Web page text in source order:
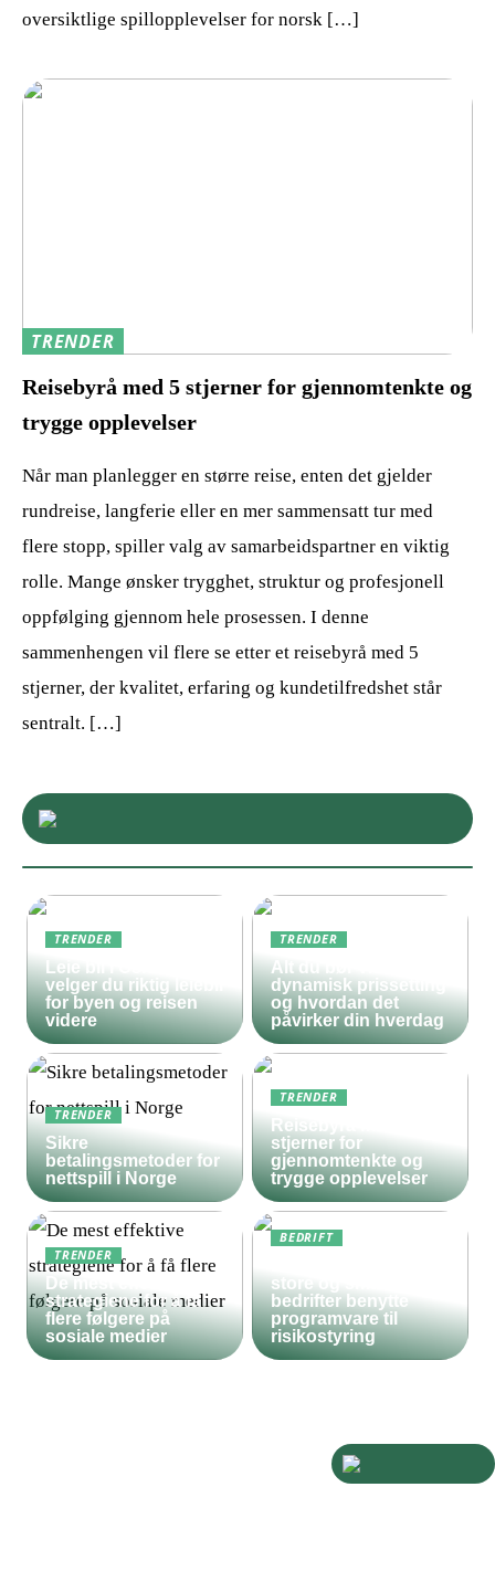
oversiktlige spillopplevelser for norsk […]
TRENDER
Reisebyrå med 5 stjerner for gjennomtenkte og
trygge opplevelser
Når man planlegger en større reise, enten det gjelder
rundreise, langferie eller en mer sammensatt tur med
flere stopp, spiller valg av samarbeidspartner en viktig
rolle. Mange ønsker trygghet, struktur og profesjonell
oppfølging gjennom hele prosessen. I denne
sammenhengen vil flere se etter et reisebyrå med 5
stjerner, der kvalitet, erfaring og kundetilfredshet står
sentralt. […]
TRENDER
Leie bil i Oslo – slik
velger du riktig leiebil
for byen og reisen
videre
TRENDER
Alt du bør vite om
dynamisk prissetting
og hvordan det
påvirker din hverdag
TRENDER
Sikre
betalingsmetoder for
nettspill i Norge
TRENDER
Reisebyrå med 5
stjerner for
gjennomtenkte og
trygge opplevelser
TRENDER
De mest effektive
strategiene for å få
flere følgere på
sosiale medier
BEDRIFT
store og små
bedrifter benytte
programvare til
risikostyring